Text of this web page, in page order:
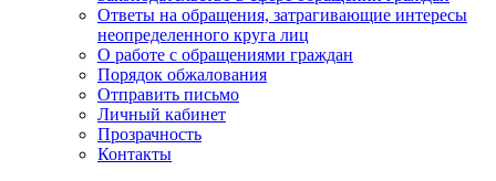
Ответы на обращения, затрагивающие интересы
неопределенного круга лиц
О работе с обращениями граждан
Порядок обжалования
Отправить письмо
Личный кабинет
Прозрачность
Контакты